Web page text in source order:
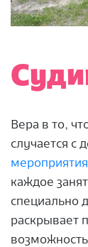
Вера в то,
случается с
каждое
специально
раскрывает